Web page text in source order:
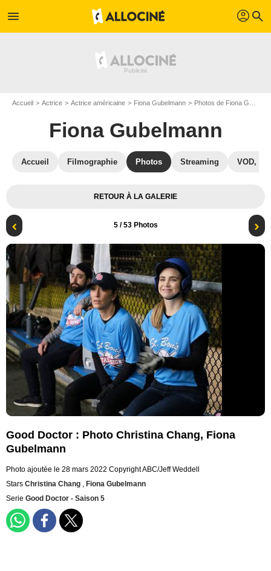
menu profil search
Accueil Actrice Actrice américaine Fiona Gubelmann Photos de Fiona Gubelmann
Fiona Gubelmann
Accueil Filmographie Photos Streaming VOD,
RETOUR À LA GALERIE
5/ 53 Photos
Good Doctor : Photo Christina Chang, Fiona
Gubelmann
Photo ajoutée le 28 mars 2022 Copyright ABC/Jeff Weddell
Stars Christina Chang , Fiona Gubelmann
Serie Good Doctor - Saison 5